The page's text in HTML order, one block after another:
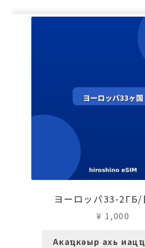
ヨーロッパ33-2ГБ/
¥ 1,000
Акаҵкәыр ахь